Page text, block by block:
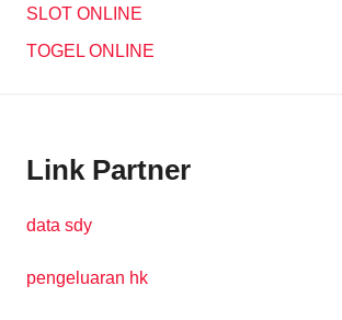
SLOT ONLINE
TOGEL ONLINE
Link Partner
data sdy
pengeluaran hk